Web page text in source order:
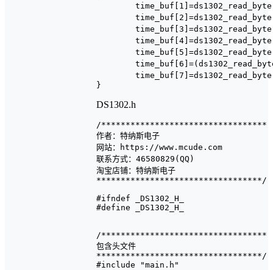
}
DS1302.h
/**********************************
作者：特纳斯电子
网站：https://www.mcude.com
联系方式：46580829(QQ)
淘宝店铺：特纳斯电子
**********************************/
#ifndef _DS1302_H_
#define _DS1302_H_
/**********************************
包含头文件
**********************************/
#include "main.h"